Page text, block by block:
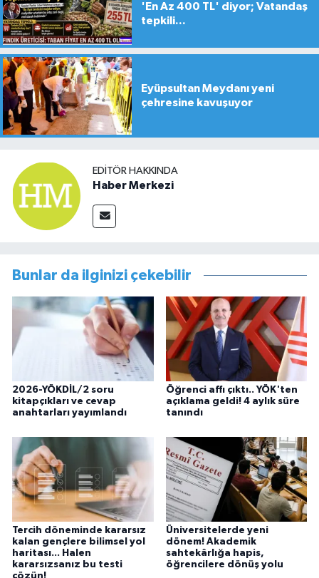
'En Az 400 TL' diyor; Vatandaş
tepkili...
Eyüpsultan Meydanı yeni
çehresine kavuşuyor
EDITÖR HAKKINDA
Haber Merkezi
Bunlar da ilginizi çekebilir
2026-YÖKDİL/2 soru
kitapçıkları ve cevap
anahtarları yayımlandı
Öğrenci affı çıktı.. YÖK'ten
açıklama geldi! 4 aylık süre
tanındı
Tercih döneminde kararsız
kalan gençlere bilimsel yol
haritası... Halen
kararsızsanız bu testi
çözün!
Üniversitelerde yeni
dönem! Akademik
sahtekârlığa hapis,
öğrencilere dönüş yolu